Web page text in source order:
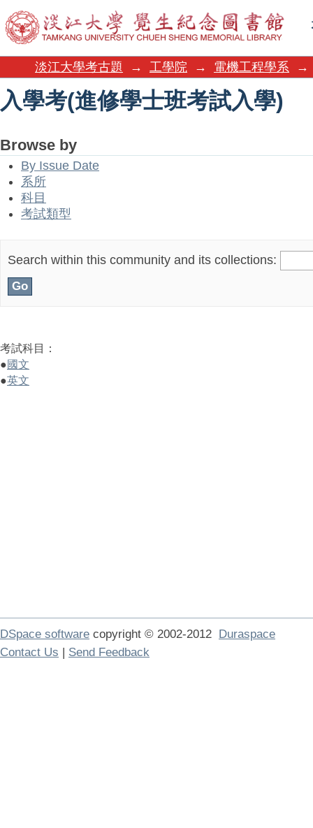
入學考(進修學士班考試入學)
淡江大學考古題 → 工學院 → 電機工程學系 →
入學考(進修學士班考試入學)
Browse by
By Issue Date
系所
科目
考試類型
Search within this community and its collections:
考試科目：
●國文
●英文
DSpace software copyright © 2002-2012 Duraspace
Contact Us | Send Feedback